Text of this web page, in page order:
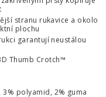
stranu rukavice a okolo
plochu
garantují neustálou
Thumb Crotch™
polyamid, 2% guma